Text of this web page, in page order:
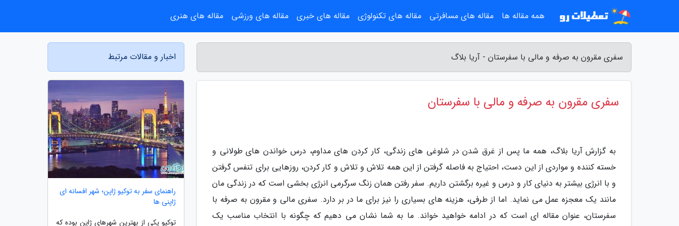
سفری مقرون به صرفه و مالی با سفرستان - آریا بلاگ
سفری مقرون به صرفه و مالی با سفرستان
به گزارش آریا بلاگ، همه ما پس از غرق شدن در شلوغی های زندگی، کار کردن های مداوم، درس خواندن های طولانی و
خسته کننده و مواردی از این دست، احتیاج به فاصله گرفتن از این همه تلاش و تلاش و کار کردن، روزهایی برای تنفس گرفتن
و با انرژی بیشتر به دنیای کار و درس و غیره برگشتن داریم. سفر رفتن همان زنگ سرگرمی انرژی بخشی است که در زندگی مان
مانند یک معجزه عمل می نماید. اما از طرفی، هزینه های بسیاری را نیز برای ما در بر دارد. سفری مالی و مقرون به صرفه با
سفرستان، عنوان مقاله ای است که در ادامه خواهید خواند. ما به شما نشان می دهیم که چگونه با انتخاب مناسب یک
اخبار و مقالات مرتبط
راهنمای سفر به توکیو ژاپن؛ شهر افسانه ای
ژاپنی ها
توکیو یکی از بهترین شهرهای ژاپن بوده که
همه مقاله ها مقاله های مسافرتی مقاله های تکنولوژی مقاله های خبری مقاله های ورزشی مقاله های هنری